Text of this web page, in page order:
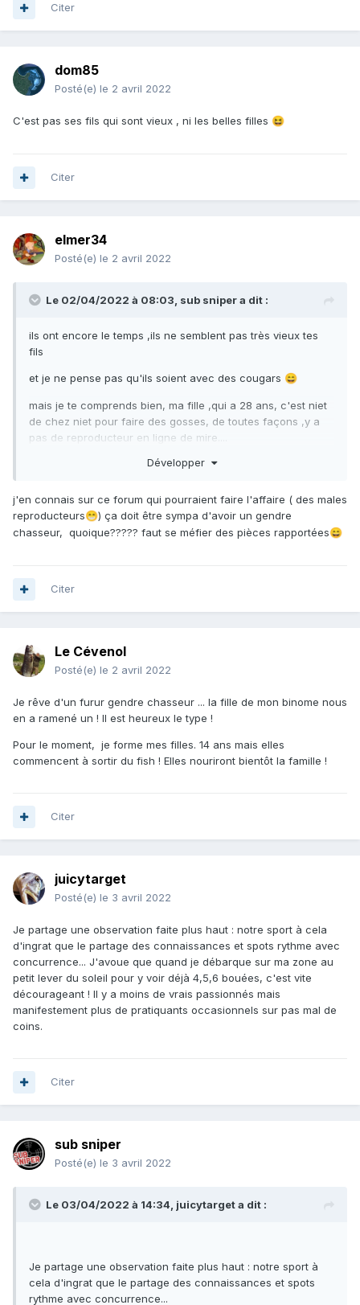
Citer
dom85
Posté(e) le 2 avril 2022
C'est pas ses fils qui sont vieux , ni les belles filles 😆
Citer
elmer34
Posté(e) le 2 avril 2022
Le 02/04/2022 à 08:03, sub snipera dit :
ils ont encore le temps ,ils ne semblent pas très vieux tes
fils
et je ne pense pas qu'ils soient avec des cougars 😄
mais je te comprends bien, ma fille ,qui a 28 ans, c'est niet
de chez niet pour faire des gosses, de toutes façons ,y a
pas de reproducteur en ligne de mire....
Développer
j'en connais sur ce forum qui pourraient faire l'affaire ( des males
reproducteurs😁) ça doit être sympa d'avoir un gendre
chasseur, quoique????? faut se méfier des pièces rapportées😄
Citer
Le Cévenol
Posté(e) le 2 avril 2022
Je rêve d'un furur gendre chasseur ... la fille de mon binome nous
en a ramené un ! Il est heureux le type !
Pour le moment, je forme mes filles. 14 ans mais elles
commencent à sortir du fish ! Elles nouriront bientôt la famille !
Citer
juicytarget
Posté(e) le 3 avril 2022
Je partage une observation faite plus haut : notre sport à cela
d'ingrat que le partage des connaissances et spots rythme avec
concurrence... J'avoue que quand je débarque sur ma zone au
petit lever du soleil pour y voir déjà 4,5,6 bouées, c'est vite
décourageant ! Il y a moins de vrais passionnés mais
manifestement plus de pratiquants occasionnels sur pas mal de
coins.
Citer
sub sniper
Posté(e) le 3 avril 2022
Le 03/04/2022 à 14:34, juicytargeta dit :
Je partage une observation faite plus haut : notre sport à
cela d'ingrat que le partage des connaissances et spots
rythme avec concurrence...